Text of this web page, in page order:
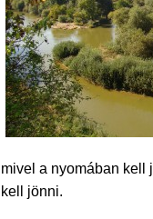
mivel a nyomában kell
kell jönni.